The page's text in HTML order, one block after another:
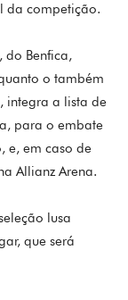
da competição.
do Benfica,
o também
integra a lista de
para o embate
e, em caso de
Allianz Arena.
lusa
que será